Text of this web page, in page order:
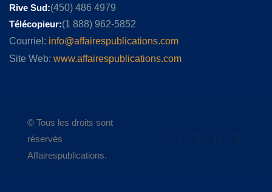
Rive Sud:(450) 486 4979
Télécopieur:(1 888) 962-5852
Courriel: info@affairespublications.com
Site Web: www.affairespublications.com
© Tous les droits sont
réservés
Affairespublications.